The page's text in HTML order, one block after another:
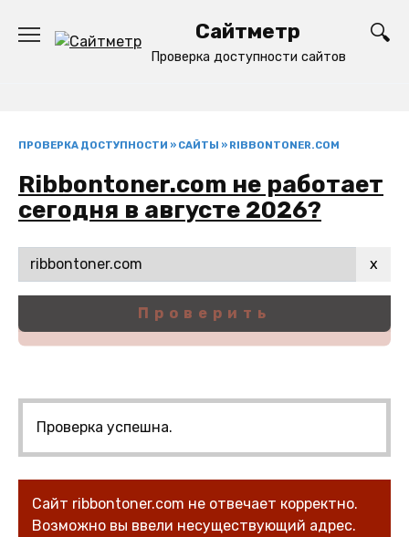
содержанию
Сайтметр
Проверка доступности сайтов
ПРОВЕРКА ДОСТУПНОСТИ » САЙТЫ » RIBBONTONER.COM
Ribbontoner.com не работает
сегодня в августе 2026?
x
Проверить
Проверка успешна.
Сайт ribbontoner.com не отвечает корректно.
Возможно вы ввели несуществующий адрес.